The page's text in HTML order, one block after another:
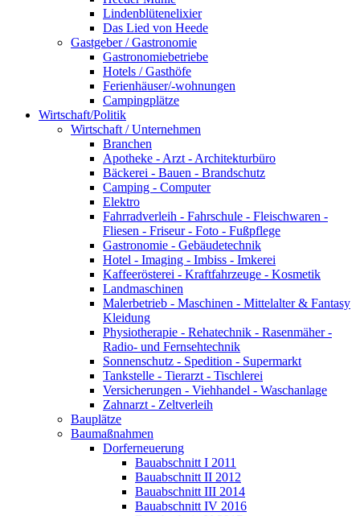
Lindenblütenelixier
Das Lied von Heede
Gastgeber / Gastronomie
Gastronomiebetriebe
Hotels / Gasthöfe
Ferienhäuser/-wohnungen
Campingplätze
Wirtschaft/Politik
Wirtschaft / Unternehmen
Branchen
Apotheke - Arzt - Architekturbüro
Bäckerei - Bauen - Brandschutz
Camping - Computer
Elektro
Fahrradverleih - Fahrschule - Fleischwaren -
Fliesen - Friseur - Foto - Fußpflege
Gastronomie - Gebäudetechnik
Hotel - Imaging - Imbiss - Imkerei
Kaffeerösterei - Kraftfahrzeuge - Kosmetik
Landmaschinen
Malerbetrieb - Maschinen - Mittelalter & Fantasy
Kleidung
Physiotherapie - Rehatechnik - Rasenmäher -
Radio- und Fernsehtechnik
Sonnenschutz - Spedition - Supermarkt
Tankstelle - Tierarzt - Tischlerei
Versicherungen - Viehhandel - Waschanlage
Zahnarzt - Zeltverleih
Bauplätze
Baumaßnahmen
Dorferneuerung
Bauabschnitt I 2011
Bauabschnitt II 2012
Bauabschnitt III 2014
Bauabschnitt IV 2016